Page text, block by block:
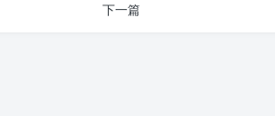
下一篇